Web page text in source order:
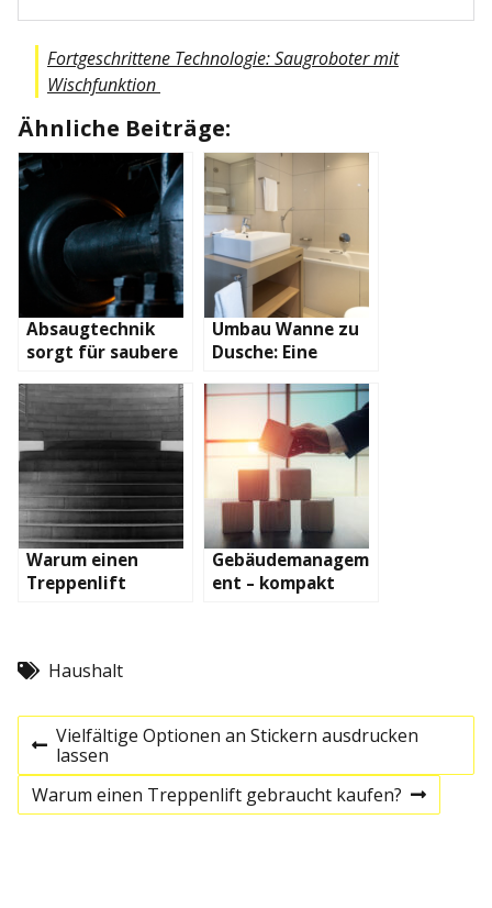
Fortgeschrittene Technologie: Saugroboter mit
Wischfunktion
Ähnliche Beiträge:
Absaugtechnik
sorgt für saubere
Umbau Wanne zu
Dusche: Eine
Änderung
Warum einen
Treppenlift
Gebäudemanagem
ent – kompakt
Haushalt
B
e
P
r
e
v
Vielfältige Optionen an Stickern ausdrucken
lassen
N
e
Warum einen Treppenlift gebraucht kaufen?